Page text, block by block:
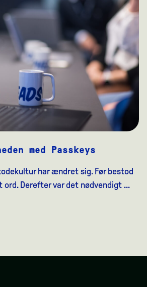
med Passkeys
har ændret sig. Før bestod
ord. Derefter var det nødvendigt ...